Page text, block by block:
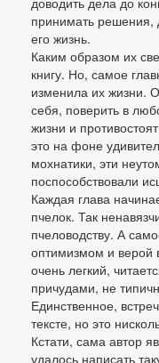
принимать решения,
его жизнь.
Каким образом их
книгу. Но, самое
изменила их жизни.
себя, поверить в
жизни и
это на фоне
мохнатики, эти
поспособствовали
Каждая глава
пчелок. Так
пчеловодству. А
оптимизмом и верой
очень легкий,
причудами, не
Единственное,
тексте, но это
Кстати, сама автор
удалось написать